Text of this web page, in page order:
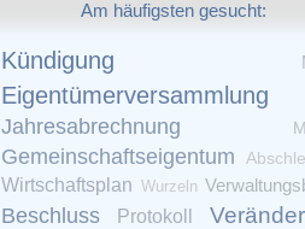
Am häufigsten gesucht:
Kündigung
Eigentümerversammlung
Jahresabrechnung
Gemeinschaftseigentum
Wirtschaftsplan Wurzeln
Beschluss Protokoll